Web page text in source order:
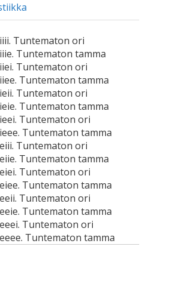
iiii. Tuntematon ori
iiie. Tuntematon tamma
iiei. Tuntematon ori
iiee. Tuntematon tamma
ieii. Tuntematon ori
ieie. Tuntematon tamma
ieei. Tuntematon ori
ieee. Tuntematon tamma
eiii. Tuntematon ori
eiie. Tuntematon tamma
eiei. Tuntematon ori
eiee. Tuntematon tamma
eeii. Tuntematon ori
eeie. Tuntematon tamma
eeei. Tuntematon ori
eeee. Tuntematon tamma